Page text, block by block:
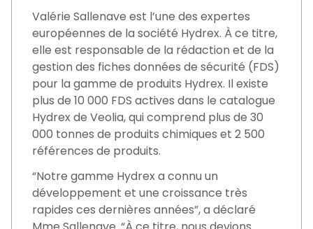
Valérie Sallenave est l’une des expertes
européennes de la société Hydrex. À ce titre,
elle est responsable de la rédaction et de la
gestion des fiches données de sécurité (FDS)
pour la gamme de produits Hydrex. Il existe
plus de 10 000 FDS actives dans le catalogue
Hydrex de Veolia, qui comprend plus de 30
000 tonnes de produits chimiques et 2 500
références de produits.
“Notre gamme Hydrex a connu un
développement et une croissance très
rapides ces dernières années”, a déclaré